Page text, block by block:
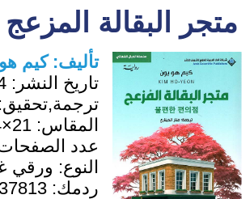
متجر البقالة المزعج
تأليف:كيم
تاريخ النشر:
ترجمة,تحقيق:
المقاس: 21×14
عدد
النوع: ورقي
ردمك: